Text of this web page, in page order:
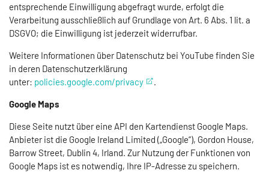
entsprechende Einwilligung abgefragt wurde, erfolgt die
Verarbeitung ausschließlich auf Grundlage von Art. 6 Abs. 1 lit. a
DSGVO; die Einwilligung ist jederzeit widerrufbar.
Weitere Informationen über Datenschutz bei YouTube finden Sie
in deren Datenschutzerklärung
unter: policies.google.com/privacy
Google Maps
Diese Seite nutzt über eine API den Kartendienst Google Maps.
Anbieter ist die Google Ireland Limited („Google“), Gordon House,
Barrow Street, Dublin 4, Irland. Zur Nutzung der Funktionen von
Google Maps ist es notwendig, Ihre IP-Adresse zu speichern.